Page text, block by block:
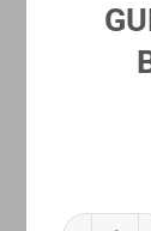
GUMENE